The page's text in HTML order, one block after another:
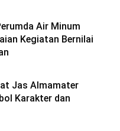
Air Minum
Kegiatan Bernilai
Jas Almamater
Karakter dan